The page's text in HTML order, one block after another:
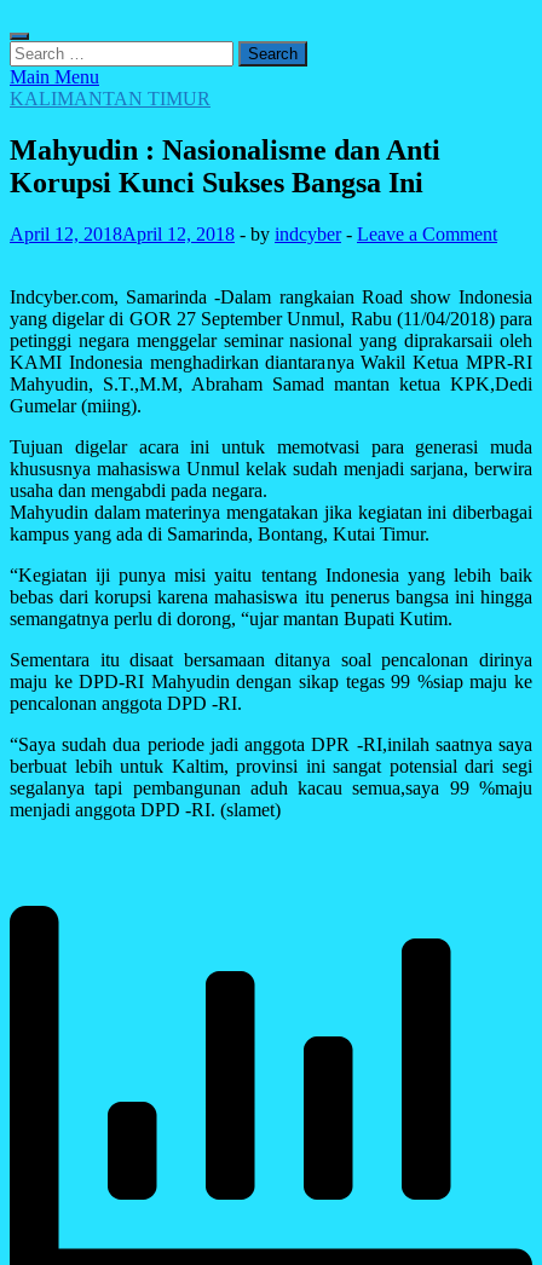
Search
for:
Main Menu
KALIMANTAN TIMUR
Mahyudin : Nasionalisme dan Anti
Korupsi Kunci Sukses Bangsa Ini
April 12, 2018April 12, 2018 - by indcyber- Leave a Comment
Indcyber.com, Samarinda -Dalam rangkaian Road show Indonesia
yang digelar di GOR 27 September Unmul, Rabu (11/04/2018) para
petinggi negara menggelar seminar nasional yang diprakarsaii oleh
KAMI Indonesia menghadirkan diantaranya Wakil Ketua MPR-RI
Mahyudin, S.T.,M.M, Abraham Samad mantan ketua KPK,Dedi
Gumelar (miing).
Tujuan digelar acara ini untuk memotvasi para generasi muda
khususnya mahasiswa Unmul kelak sudah menjadi sarjana, berwira
usaha dan mengabdi pada negara.
Mahyudin dalam materinya mengatakan jika kegiatan ini diberbagai
kampus yang ada di Samarinda, Bontang, Kutai Timur.
“Kegiatan iji punya misi yaitu tentang Indonesia yang lebih baik
bebas dari korupsi karena mahasiswa itu penerus bangsa ini hingga
semangatnya perlu di dorong, “ujar mantan Bupati Kutim.
Sementara itu disaat bersamaan ditanya soal pencalonan dirinya
maju ke DPD-RI Mahyudin dengan sikap tegas 99 %siap maju ke
pencalonan anggota DPD -RI.
“Saya sudah dua periode jadi anggota DPR -RI,inilah saatnya saya
berbuat lebih untuk Kaltim, provinsi ini sangat potensial dari segi
segalanya tapi pembangunan aduh kacau semua,saya 99 %maju
menjadi anggota DPD -RI. (slamet)